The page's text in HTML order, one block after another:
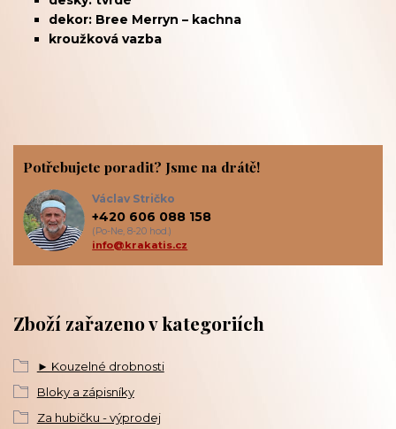
dekor: Bree Merryn – kachna
kroužková vazba
Zboží zařazeno v kategoriích
► Kouzelné drobnosti
Bloky a zápisníky
Za hubičku - výprodej
Potřebujete poradit? Jsme na drátě!
Václav Stričko
+420 606 088 158
(Po-Ne, 8-20 hod.)
info@krakatis.cz